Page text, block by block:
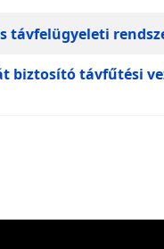
távfelügyeleti
biztosító távfűtési